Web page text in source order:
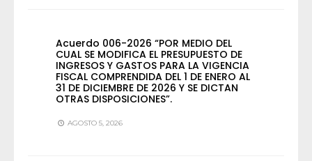
Acuerdo 006-2026 “POR MEDIO DEL
CUAL SE MODIFICA EL PRESUPUESTO DE
INGRESOS Y GASTOS PARA LA VIGENCIA
FISCAL COMPRENDIDA DEL 1 DE ENERO AL
31 DE DICIEMBRE DE 2026 Y SE DICTAN
OTRAS DISPOSICIONES”.
AGOSTO 5, 2026